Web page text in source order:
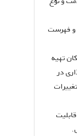
فهرست
تهیه
در